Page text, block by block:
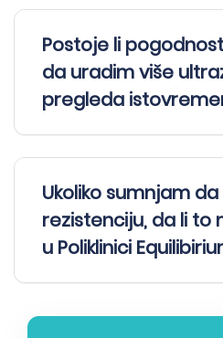
Postoje li
da uradim više
pregleda
Ukoliko sumnjam
rezistenciju, da li to
u Poliklinici